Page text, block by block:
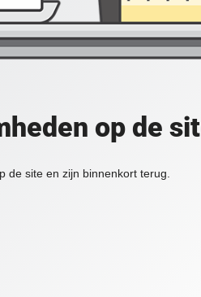
op de
de site en zijn binnenkort terug.